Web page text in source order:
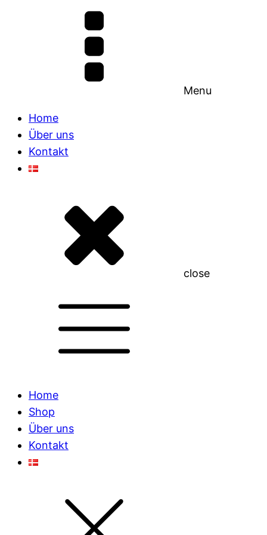
Menu
Home
Über uns
Kontakt
close
Home
Shop
Über uns
Kontakt